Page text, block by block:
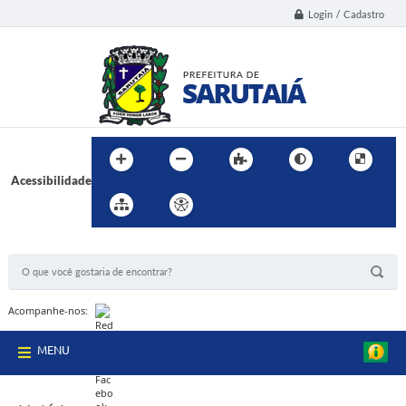
Login / Cadastro
Acessibilidade
Acompanhe-nos:
MENU